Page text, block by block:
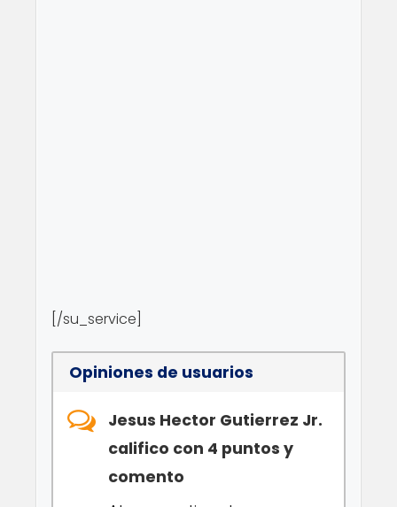
[/su_service]
Opiniones de usuarios
Jesus Hector Gutierrez Jr.
califico con 4 puntos y
comento